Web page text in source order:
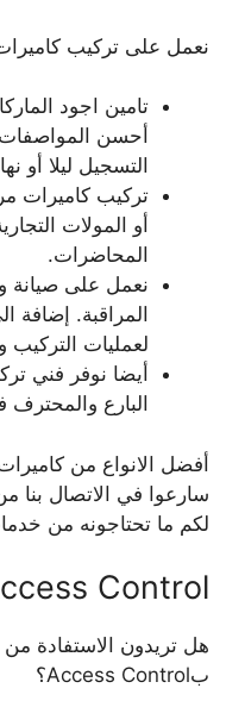
نعمل على تركيب
تامين اجود
أحسن
التسجيل ليلا أو
تركيب كاميرات
أو المولات
المحاضرات.
نعمل على صيانة
المراقبة. إضافة
لعمليات التركيب
أيضا نوفر فني
البارع
أفضل الانواع من كاميرات
سارعوا في الاتصال بنا
لكم ما تحتاجونه من
Control
هل تريدون الاستفادة من
بAccess Control؟